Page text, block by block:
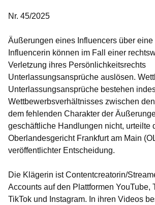
Nr. 45/2025
Äußerungen eines Influencers über eine
Influencerin können im Fall einer
Verletzung ihres Persönlichkeitsrechts
Unterlassungsansprüche auslösen.
Unterlassungsansprüche bestehen
Wettbewerbsverhältnisses zwischen
dem fehlenden Charakter der
geschäftliche Handlungen nicht, urteilte
Oberlandesgericht Frankfurt am Main
veröffentlichter Entscheidung.
Die Klägerin ist Contentcreatorin/
Accounts auf den Plattformen YouTube,
TikTok und Instagram. In ihren Videos